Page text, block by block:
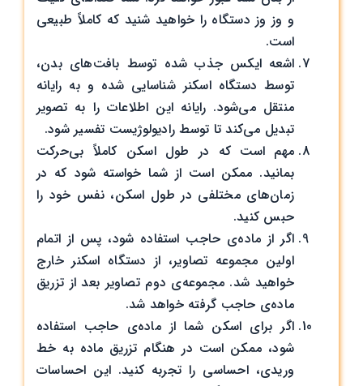
و وز وز دستگاه را خواهید شنید که کاملاً طبیعی
است.
اشعه ایکس جذب شده توسط بافت‌های بدن،
توسط دستگاه اسکنر شناسایی شده و به رایانه
منتقل می‌شود. رایانه این اطلاعات را به تصویر
تبدیل می‌کند تا توسط رادیولوژیست تفسیر شود.
مهم است که در طول اسکن کاملاً بی‌حرکت
بمانید. ممکن است از شما خواسته شود که در
زمان‌های مختلفی در طول اسکن، نفس خود را
حبس کنید.
اگر از ماده‌ی حاجب استفاده شود، پس از اتمام
اولین مجموعه تصاویر، از دستگاه اسکنر خارج
خواهید شد. مجموعه‌ی دوم تصاویر بعد از تزریق
ماده‌‌ی حاجب گرفته خواهد شد.
اگر برای اسکن شما از ماده‌ی حاجب استفاده
شود، ممکن است در هنگام تزریق ماده به خط
وریدی، احساسی را تجربه کنید. این احساسات